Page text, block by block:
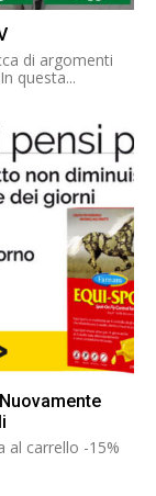
di argomenti
interessanti https://vimeo.com/1208470423 In questa...
al carrello -15%